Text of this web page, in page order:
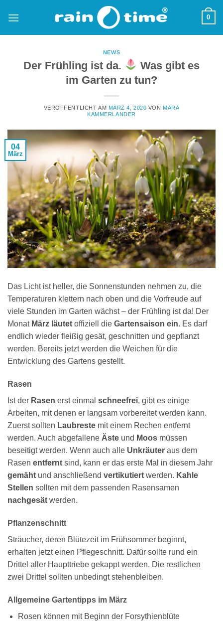
Inhalt
0
NEWS
Der Frühling ist da.
Was gibt es
im Garten zu tun?
VERÖFFENTLICHT AM MÄRZ 4, 2020 VONMARA
KAMMERLANDER
04
März
Das Licht ist heller, die Sonnenstunden nehmen zu, die
Temperaturen klettern nach oben und die Vorfreude auf
viele Stunden im Garten wächst – der Frühling ist da! Der
MonatMärz läutet offiziell die Gartensaison ein. Es darf
endlich wieder fleißig gesät, geschnitten und gepflanzt
werden. Bereits jetzt werden die Weichen für die
Entwicklung des Gartens gestellt.
Rasen
Ist der Rasen erst einmal schneefrei, gibt es einige
Arbeiten, mit denen er langsam vorbereitet werden kann.
Zuerst sollten Laubreste mit einem Rechen entfernt
werden. Auch abgefallene Äste und Moos müssen
beseitigt werden. Wenn auch alle Unkräuter aus dem
Rasen entfernt sind, kann er das erste Mal in diesem Jahr
gemäht und anschließend vertikutiert werden. Kahle
Stellen sollten mit dem passenden Rasensamen
nachgesät werden.
Pflanzenschnitt
Sträucher, deren Blütezeit im Frühsommer beginnt,
erhalten jetzt einen Pflegeschnitt. Dafür sollte rund ein
Drittel aller Haupttriebe gekappt werden. Die restlichen
zwei Drittel sollten unbedingt stehenbleiben.
Allgemeine Gartentipps im März
Rosen können mit Beginn der Forsythienblüte